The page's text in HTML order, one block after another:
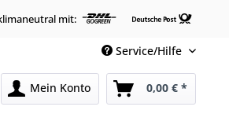
mit:
Service/Hilfe
Mein Konto 0,00 € *